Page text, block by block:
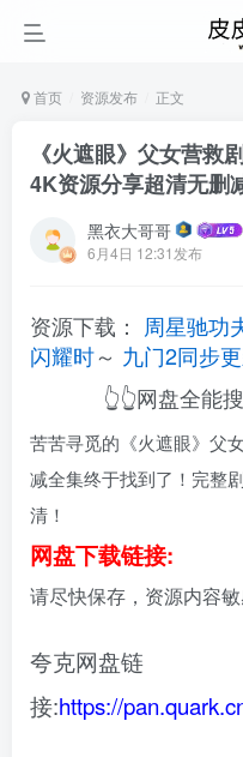
首页 资源发布 正文
《火遮眼》父女营救
4K资源分享超清无删
黑衣大哥哥
6月4日 12:31发布
资源下载： 周星驰功
闪耀时～ 九门2同步
👆👆网盘全能
苦苦寻觅的《火遮眼》父
减全集终于找到了！完整
清！
网盘下载链接:
请尽快保存，资源内容
夸克网盘链
接:https://